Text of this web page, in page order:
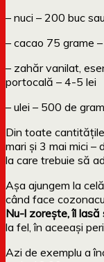
– nuci – 200 buc
– cacao 75 grame
– zahăr vanilat,
portocală – 4-5 lei
– ulei – 500 de
Din toate
mari și 3 mai mici –
la care trebuie să
Așa ajungem la
când face
Nu-l zorește, îl
la fel, în aceeași
Azi de exemplu a